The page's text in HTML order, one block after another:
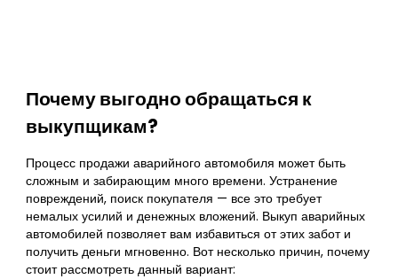
Почему выгодно обращаться к
выкупщикам?
Процесс продажи аварийного автомобиля может быть
сложным и забирающим много времени. Устранение
повреждений, поиск покупателя — все это требует
немалых усилий и денежных вложений. Выкуп аварийных
автомобилей позволяет вам избавиться от этих забот и
получить деньги мгновенно. Вот несколько причин, почему
стоит рассмотреть данный вариант: